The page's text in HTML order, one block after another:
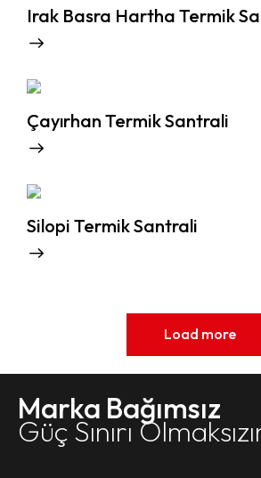
Irak Basra Hartha Termik
Çayırhan Termik Santrali
Silopi Termik Santrali
Load more
Marka Bağımsız
Güç Sınırı